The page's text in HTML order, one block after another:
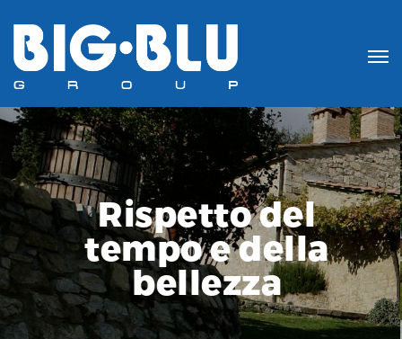
per
amore per
e la sua
bellezza